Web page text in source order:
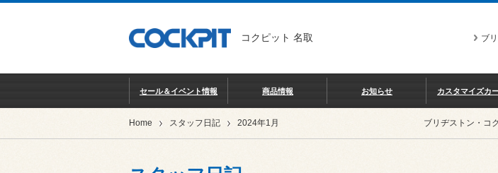
コクピット 名取
ブ
セール＆イベント情報 商品情報 お知らせ カスタマイズカ
Home スタッフ日記 2024年1月 ブリヂストン・コ